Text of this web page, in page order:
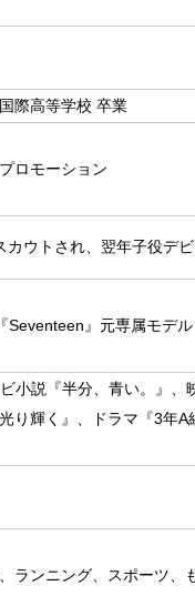
際高等学校 卒業
ロモーション
カウトされ、翌年子役デ
Seventeen』元専属モデル
小説『半分、青い。』、
り輝く』、ドラマ『3年A
ランニング、スポーツ、